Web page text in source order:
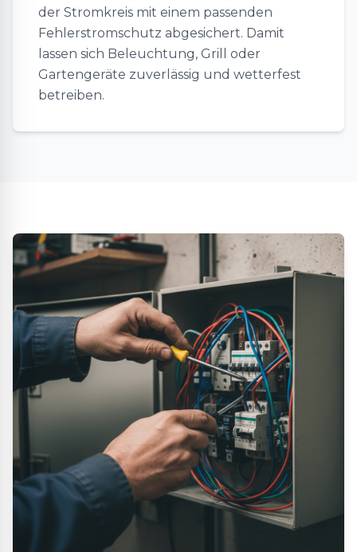
der Stromkreis mit einem passenden
Fehlerstromschutz abgesichert. Damit
lassen sich Beleuchtung, Grill oder
Gartengeräte zuverlässig und wetterfest
betreiben.